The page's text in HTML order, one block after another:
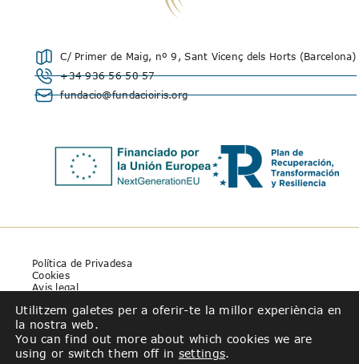
C/ Primer de Maig, nº 9, Sant Vicenç dels Horts (Barcelona)
+34 936 56 50 57
fundacio@fundacioiris.org
Política de Privadesa
Cookies
Avis legal
Utilitzem galetes per a oferir-te la millor experiència en
la nostra web.
You can find out more about which cookies we are
using or switch them off in settings.